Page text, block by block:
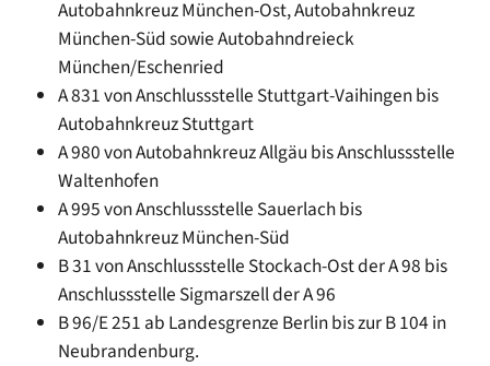
Autobahnkreuz München-Ost, Autobahnkreuz
München-Süd sowie Autobahndreieck
München/Eschenried
A 831 von Anschlussstelle Stuttgart-Vaihingen bis
Autobahnkreuz Stuttgart
A 980 von Autobahnkreuz Allgäu bis Anschlussstelle
Waltenhofen
A 995 von Anschlussstelle Sauerlach bis
Autobahnkreuz München-Süd
B 31 von Anschlussstelle Stockach-Ost der A 98 bis
Anschlussstelle Sigmarszell der A 96
B 96/E 251 ab Landesgrenze Berlin bis zur B 104 in
Neubrandenburg.